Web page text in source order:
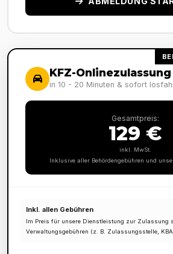
KFZ-Onlinezulassung
in 10 - 20 Minuten & sofort
Gesamtpreis:
129 €
inkl. MwSt.
Inklusive aller Behördengebühren und
Inkl. allen Gebühren
Im Preis für unsere Dienstleistung zur Zulassung
Verwaltungsgebühren (z. B. Zulassungsstelle,